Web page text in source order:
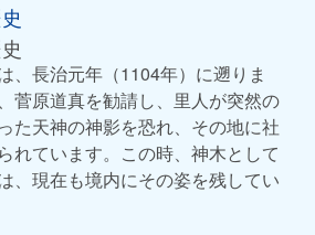
、長治元年（1104年）に遡りま
菅原道真を勧請し、里人が突然の
た天神の神影を恐れ、その地に社
れています。この時、神木として
、現在も境内にその姿を残してい